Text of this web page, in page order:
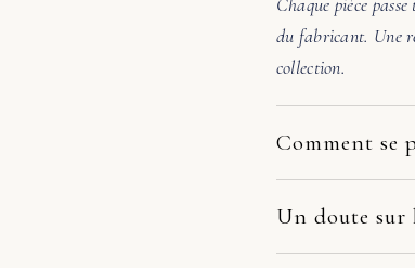
du fabricant. Une
collection.
Comment se
dépend du
Un doute sur